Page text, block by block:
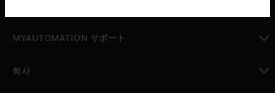
MYAUTOMATION サポート
회사